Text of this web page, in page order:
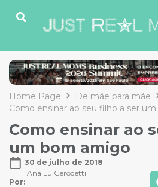
Home Page
De mãe para mãe
Como ensinar ao seu filho a ser
Como ensinar ao
um bom amigo
30 de julho de 2018
Por:
Ana Lú Gerodetti